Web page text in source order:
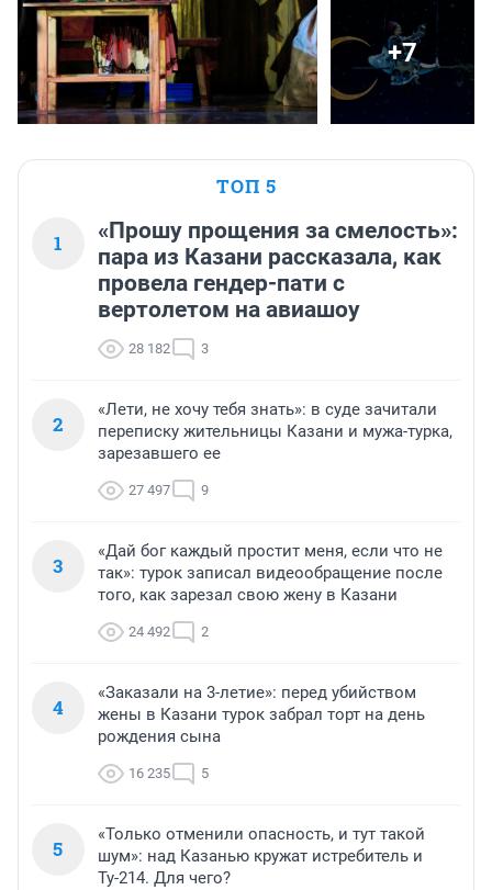
+7
ТОП 5
1
«Прошу прощения за смелость»:
пара из Казани рассказала, как
провела гендер-пати с
вертолетом на авиашоу
28 182 3
2
«Лети, не хочу тебя знать»: в суде зачитали
переписку жительницы Казани и мужа-турка,
зарезавшего ее
27 497 9
3
«Дай бог каждый простит меня, если что не
так»: турок записал видеообращение после
того, как зарезал свою жену в Казани
24 492 2
4
«Заказали на 3-летие»: перед убийством
жены в Казани турок забрал торт на день
рождения сына
16 235 5
5
«Только отменили опасность, и тут такой
шум»: над Казанью кружат истребитель и
Ту-214. Для чего?